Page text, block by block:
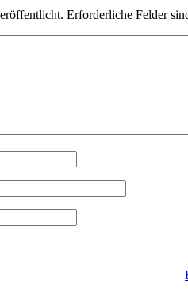
Erforderliche Felder